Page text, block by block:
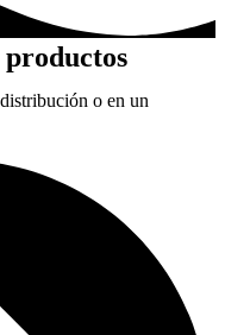
o en un